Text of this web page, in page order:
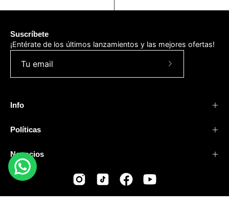
Suscríbete
¡Entérate de los últimos lanzamientos y las mejores ofertas!
Info
Políticas
Negocios